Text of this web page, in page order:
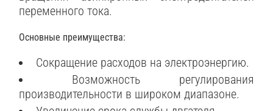
переменного тока.
Основные преимущества:
Сокращение расходов на электроэнергию.
Возможность регулирования
производительности в широком диапазоне.